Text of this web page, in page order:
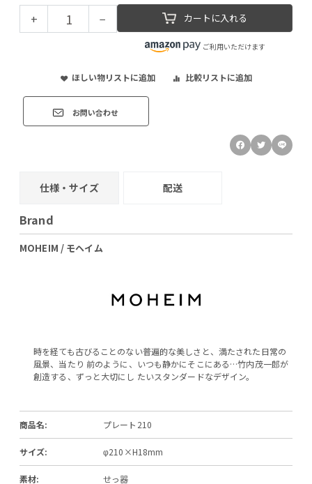
+ − カートに入れる
ご利用いただけます
ほしい物リストに追加 比較リストに追加
お問い合わせ
仕様・サイズ 配送
Brand
MOHEIM / モヘイム
時を経ても古びることのない普遍的な美しさと、満たされた日常の
風景、当たり 前のように、いつも静かにそこにある…竹内茂一郎が
創造する、ずっと大切にし たいスタンダードなデザイン。
商品名: プレート210
サイズ: φ210×H18mm
素材: せっ器